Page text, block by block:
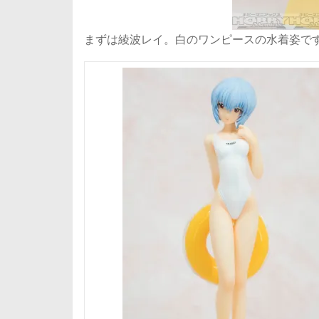
まずは綾波レイ。白のワンピースの水着姿で